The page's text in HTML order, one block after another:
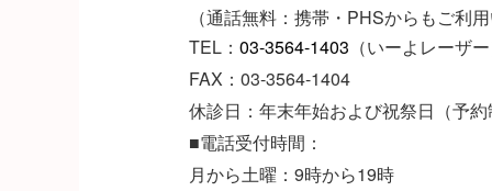
（通話無料：携帯・PHSからもご利用
TEL： 03-3564-1403 （いーよレーザー
FAX：03-3564-1404
休診日：年末年始および祝祭日（予約
■電話受付時間：
月から土曜：9時から19時